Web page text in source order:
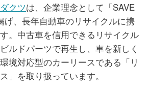
クツは、企業理念として「SAVE
げ、長年自動車のリサイクルに携
。中古車を信用できるリサイクル
ルドパーツで再生し、車を新しく
境対応型のカーリースである「リ
」を取り扱っています。